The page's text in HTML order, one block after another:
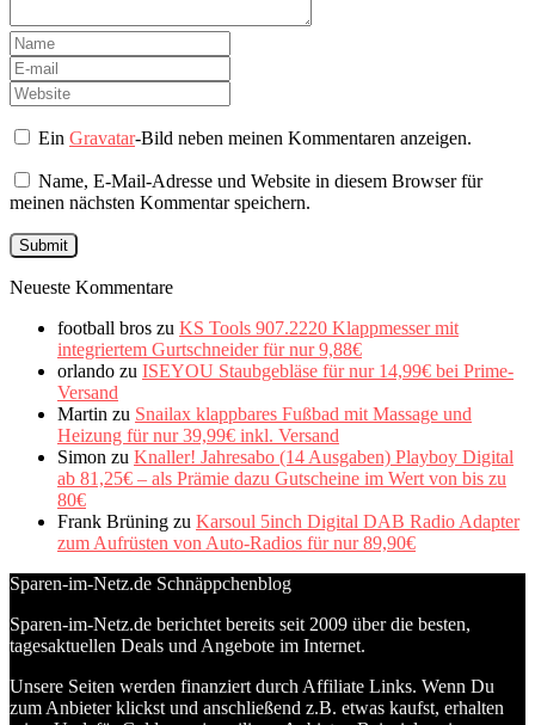
EinGravatar-Bild neben meinen Kommentaren anzeigen.
Name, E-Mail-Adresse und Website in diesem Browser für
meinen nächsten Kommentar speichern.
Neueste Kommentare
football bros zu KS Tools 907.2220 Klappmesser mit
integriertem Gurtschneider für nur 9,88€
orlando zu ISEYOU Staubgebläse für nur 14,99€ bei Prime-
Versand
Martin zu Snailax klappbares Fußbad mit Massage und
Heizung für nur 39,99€ inkl. Versand
Simon zu Knaller! Jahresabo (14 Ausgaben) Playboy Digital
ab 81,25€ – als Prämie dazu Gutscheine im Wert von bis zu
80€
Frank Brüning zu Karsoul 5inch Digital DAB Radio Adapter
zum Aufrüsten von Auto-Radios für nur 89,90€
Sparen-im-Netz.de Schnäppchenblog
Sparen-im-Netz.de berichtet bereits seit 2009 über die besten,
tagesaktuellen Deals und Angebote im Internet.
Unsere Seiten werden finanziert durch Affiliate Links. Wenn Du
zum Anbieter klickst und anschließend z.B. etwas kaufst, erhalten